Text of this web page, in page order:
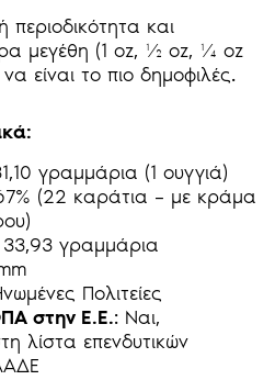
και
μεγέθη (1 oz, ½ oz, ¼ oz
να είναι το πιο δημοφιλές.
γραμμάρια (1 ουγγιά)
(22 καράτια – με κράμα
33,93 γραμμάρια
Πολιτείες
στην Ε.Ε.: Ναι,
λίστα επενδυτικών